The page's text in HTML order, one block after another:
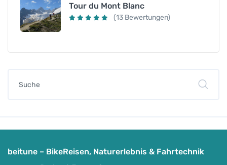
Tour du Mont Blanc
(13 Bewertungen)
beitune – BikeReisen, Naturerlebnis & Fahrtechnik